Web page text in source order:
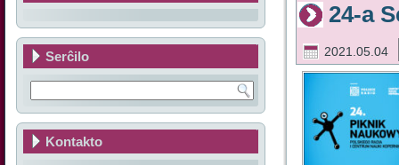
Serĉilo
Kontakto
24-a
2021.05.04